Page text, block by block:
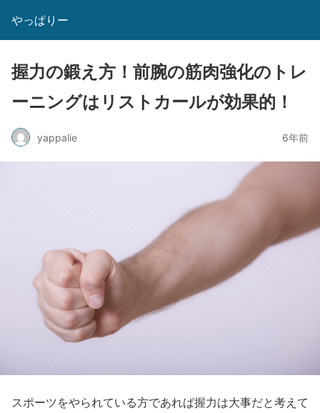
やっぱりー
握力の鍛え方！前腕の筋肉強化のトレ
ーニングはリストカールが効果的！
yappalie 6年前
スポーツをやられている方であれば握力は大事だと考えて